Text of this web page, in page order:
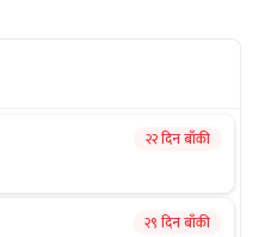
२२ दिन बाँकी
२९ दिन बाँकी